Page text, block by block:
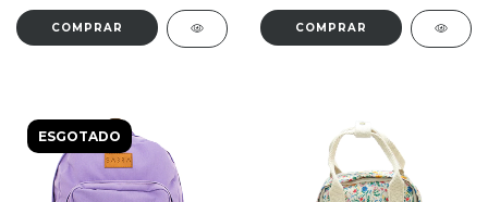
ESGOTADO